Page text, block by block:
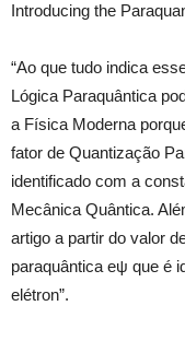
Introducing the
“Ao que tudo indica
Lógica Paraquântica
a Física Moderna
fator de Quantização
identificado com a
Mecânica Quântica.
artigo a partir do valor
paraquântica eψ que é
elétron”.